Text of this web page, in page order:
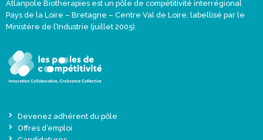
Atlanpole Biotherapies est un pôle de compétitivité interrégional
Pays de la Loire – Bretagne – Centre Val de Loire, labellisé par le
Ministère de l’Industrie (juillet 2005).
Devenez adhérent du pôle
Offres d’emploi